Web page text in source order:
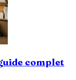
complet